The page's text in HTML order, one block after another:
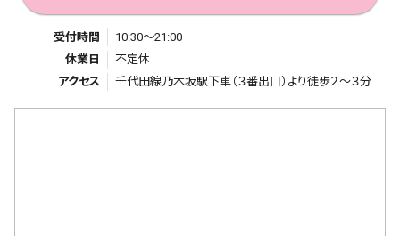
受付時間
10:30～21:00
休業日
不定休
アクセス
千代田線乃木坂駅下車（３番出口）より徒歩２～３分